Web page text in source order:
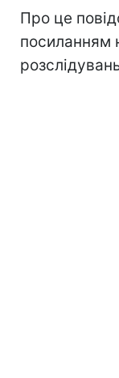
Про це
посиланням